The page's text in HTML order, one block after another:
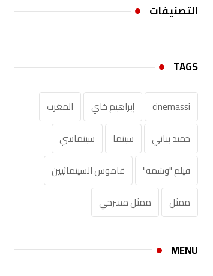
التصنيفات
TAGS
cinemassi إبراهيم خاي
المغرب
حميد بناني
سينما
سينماسي
فيلم "وشمة"
قاموس السينمائيين‎
ممثل
ممثل مسرحي
MENU